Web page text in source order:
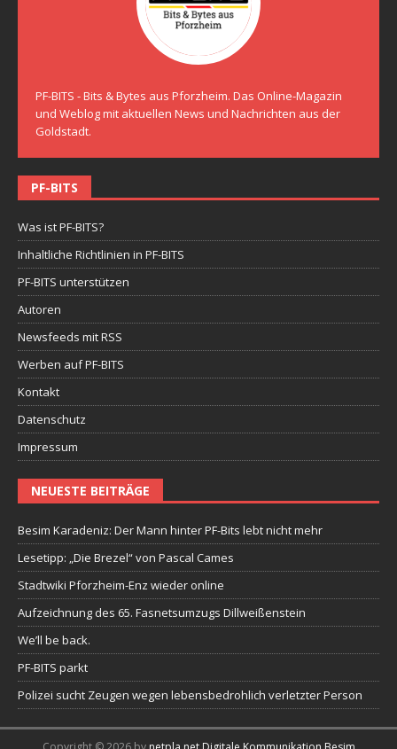
PF-BITS - Bits & Bytes aus Pforzheim. Das Online-Magazin
und Weblog mit aktuellen News und Nachrichten aus der
Goldstadt.
PF-BITS
Was ist PF-BITS?
Inhaltliche Richtlinien in PF-BITS
PF-BITS unterstützen
Autoren
Newsfeeds mit RSS
Werben auf PF-BITS
Kontakt
Datenschutz
Impressum
NEUESTE BEITRÄGE
Besim Karadeniz: Der Mann hinter PF-Bits lebt nicht mehr
Lesetipp: „Die Brezel“ von Pascal Cames
Stadtwiki Pforzheim-Enz wieder online
Aufzeichnung des 65. Fasnetsumzugs Dillweißenstein
We’ll be back.
PF-BITS parkt
Polizei sucht Zeugen wegen lebensbedrohlich verletzter Person